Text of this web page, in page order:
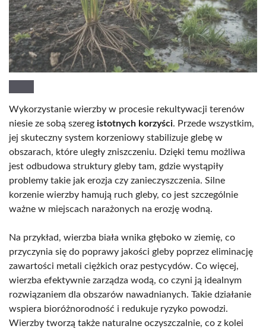
Wykorzystanie wierzby w procesie rekultywacji terenów
niesie ze sobą szereg istotnych korzyści. Przede wszystkim,
jej skuteczny system korzeniowy stabilizuje glebę w
obszarach, które uległy zniszczeniu. Dzięki temu możliwa
jest odbudowa struktury gleby tam, gdzie wystąpiły
problemy takie jak erozja czy zanieczyszczenia. Silne
korzenie wierzby hamują ruch gleby, co jest szczególnie
ważne w miejscach narażonych na erozję wodną.
Na przykład, wierzba biała wnika głęboko w ziemię, co
przyczynia się do poprawy jakości gleby poprzez eliminację
zawartości metali ciężkich oraz pestycydów. Co więcej,
wierzba efektywnie zarządza wodą, co czyni ją idealnym
rozwiązaniem dla obszarów nawadnianych. Takie działanie
wspiera bioróżnorodność i redukuje ryzyko powodzi.
Wierzby tworzą także naturalne oczyszczalnie, co z kolei